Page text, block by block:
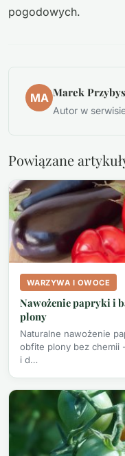
pogodowych.
MA Marek
Autor w
Powiązane
WARZYWA I OWOCE
Nawożenie papryki i
plony
Naturalne nawożenie
obfite plony bez chemii
i d…